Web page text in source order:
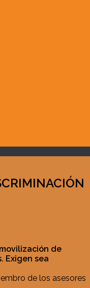
de
Exigen sea
de los asesores